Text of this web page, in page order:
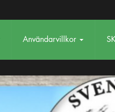
Användarvillkor